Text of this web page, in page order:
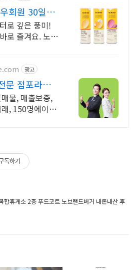
회원 30일
로 깊은 풍미!
로 즐겨요. 노브
광고
문 점포라인
중개거래
물, 매출보증,
, 150명에이전
독하기
합휴게소 2층 푸드코트 노브랜드버거 내돈내산 후